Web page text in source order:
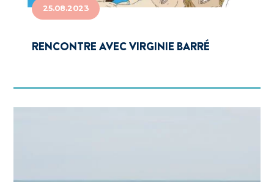
25.08.2023
RENCONTRE AVEC VIRGINIE BARRÉ